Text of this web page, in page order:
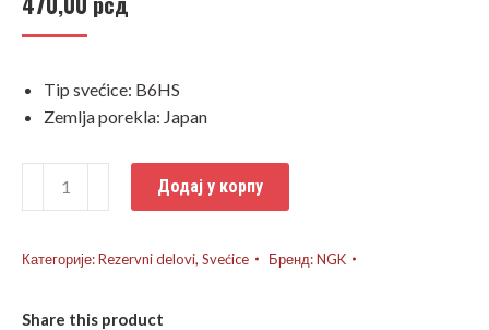
Tip svećice: B6HS
Zemlja porekla: Japan
количина
Додај у корпу
Категорије:Rezervni delovi, Svećice Бренд:NGK
Share this product